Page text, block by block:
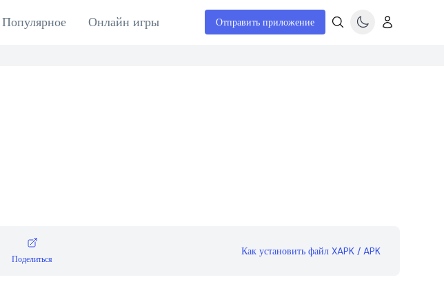
Популярное Онлайн игры Отправить приложение
Поделиться
Как установить файл XAPK / APK